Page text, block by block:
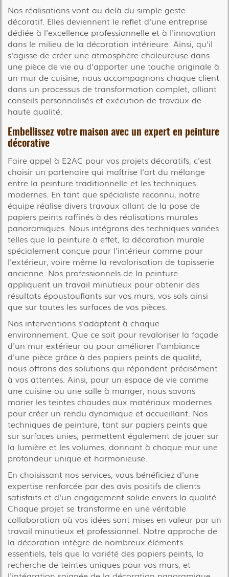
Nos réalisations vont au-delà du simple geste
décoratif. Elles deviennent le reflet d'une entreprise
dédiée à l'excellence professionnelle et à l'innovation
dans le milieu de la décoration intérieure. Ainsi, qu'il
s'agisse de créer une atmosphère chaleureuse dans
une pièce de vie ou d'apporter une touche originale à
un mur de cuisine, nous accompagnons chaque client
dans un processus de transformation complet, alliant
conseils personnalisés et exécution de travaux de
haute qualité.
Embellissez votre maison avec un expert en peinture
décorative
Faire appel à E2AC pour vos projets décoratifs, c'est
choisir un partenaire qui maîtrise l'art du mélange
entre la peinture traditionnelle et les techniques
modernes. En tant que spécialiste reconnu, notre
équipe réalise divers travaux allant de la pose de
papiers peints raffinés à des réalisations murales
panoramiques. Nous intégrons des techniques variées
telles que la peinture à effet, la décoration murale
spécialement conçue pour l'intérieur comme pour
l'extérieur, voire même la revalorisation de tapisserie
ancienne. Nos professionnels de la peinture
appliquent un travail minutieux pour obtenir des
résultats époustouflants sur vos murs, vos sols ainsi
que sur toutes les surfaces de vos pièces.
Nos interventions s'adaptent à chaque
environnement. Que ce soit pour revaloriser la façade
d'un mur extérieur ou pour améliorer l'ambiance
d'une pièce grâce à des papiers peints de qualité,
nous offrons des solutions qui répondent précisément
à vos attentes. Ainsi, pour un espace de vie comme
une cuisine ou une salle à manger, nous savons
marier les teintes chaudes aux matériaux modernes
pour créer un rendu dynamique et accueillant. Nos
techniques de peinture, tant sur papiers peints que
sur surfaces unies, permettent également de jouer sur
la lumière et les volumes, donnant à chaque mur une
profondeur unique et harmonieuse.
En choisissant nos services, vous bénéficiez d'une
expertise renforcée par des avis positifs de clients
satisfaits et d'un engagement solide envers la qualité.
Chaque projet se transforme en une véritable
collaboration où vos idées sont mises en valeur par un
travail minutieux et professionnel. Notre approche de
la décoration intègre de nombreux éléments
essentiels, tels que la variété des papiers peints, la
recherche de teintes uniques pour vos murs, et